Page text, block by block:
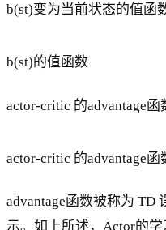
b(st)变为当前状态的值函
b(st)的值函数
actor-critic 的advantage函
actor-critic 的advantage函
advantage函数被称为 TD
示。如上所述，Actor的